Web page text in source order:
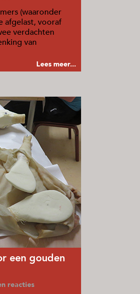
(waaronder
afgelast, vooraf
verdachten
van
Lees meer...
een gouden
reacties